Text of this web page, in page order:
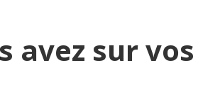
avez sur vos